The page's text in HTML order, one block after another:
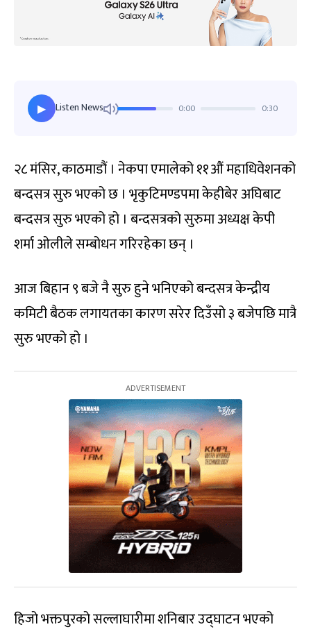
▶ Listen News 0:00 0:30
२८ मंसिर, काठमाडौं । नेकपा एमालेको ११औं महाधिवेशनको
बन्दसत्र सुरु भएको छ । भृकुटिमण्डपमा केहीबेर अघिबाट
बन्दसत्र सुरु भएको हो । बन्दसत्रको सुरुमा अध्यक्ष केपी
शर्मा ओलीले सम्बोधन गरिरहेका छन् ।
आज बिहान ९ बजे नै सुरु हुने भनिएको बन्दसत्र केन्द्रीय
कमिटी बैठक लगायतका कारण सरेर दिउँसो ३ बजेपछि मात्रै
सुरु भएको हो ।
हिजो भक्तपुरको सल्लाघारीमा शनिबार उद्घाटन भएको